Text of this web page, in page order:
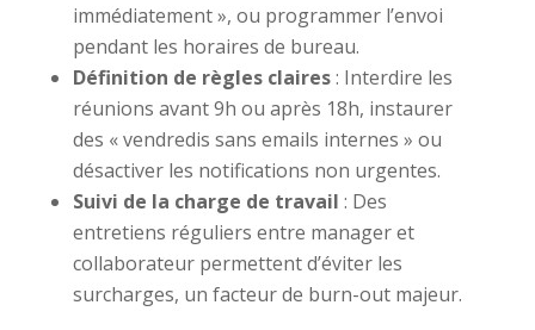
immédiatement », ou programmer l’envoi
pendant les horaires de bureau.
Définition de règles claires: Interdire les
réunions avant 9h ou après 18h, instaurer
des « vendredis sans emails internes » ou
désactiver les notifications non urgentes.
Suivi de la charge de travail : Des
entretiens réguliers entre manager et
collaborateur permettent d’éviter les
surcharges, un facteur de burn-out majeur.